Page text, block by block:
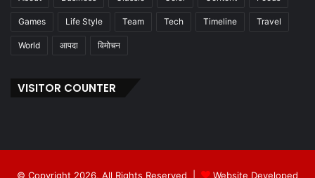
Games Life Style Team Tech Timeline Travel
World आपदा विमोचन
VISITOR COUNTER
© Copyright 2026, All Rights Reserved | Website Developed